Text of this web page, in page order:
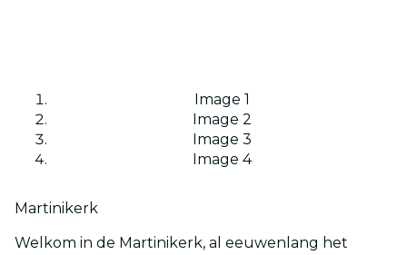
Image 1
Image 2
Image 3
Image 4
Martinikerk
Welkom in de Martinikerk, al eeuwenlang het